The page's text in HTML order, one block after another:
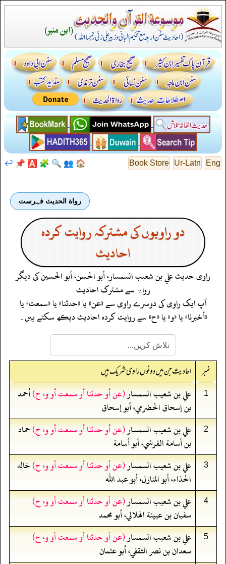
Eng
Ur-Latn
Book Store
🏠
👥
🔍
🧩
🅰️
📌
↩️
رواة الحديث فہرست
دو راویوں کی مشترکہ روایت کردہ
احادیث
راوی حدیثعلي بن شعيب السمسار، أبو الحسن، أبو الحسينکی دیگر
رواۃ سے مشترک احادیث
آپ ایک راوی کی دوسرے راوی سے «عن» یا «حدثنا» یا «سمعت» یا
«أخبرنا» یا «و» یا «ح» سے روایت کردہ احادیث دیکھ سکتے ہیں۔
نمبر احادیث جن میں دونوں راوی شریک ہیں
1 علي بن شعيب السمسار(عن أو حدثنا أو سمعت أو و، ح)أحمد
بن إسحاق الحضرمي، أبو إسحاق
2 علي بن شعيب السمسار(عن أو حدثنا أو سمعت أو و، ح)حماد
بن أسامة القرشي، أبو أسامة
3 علي بن شعيب السمسار(عن أو حدثنا أو سمعت أو و، ح)خالد
الحذاء، أبو المنازل، أبو عبد الله
4 علي بن شعيب السمسار(عن أو حدثنا أو سمعت أو و، ح)
سفيان بن عيينة الهلالي، أبو محمد
5 علي بن شعيب السمسار(عن أو حدثنا أو سمعت أو و، ح)
سعدان بن نصر الثقفي، أبو عثمان